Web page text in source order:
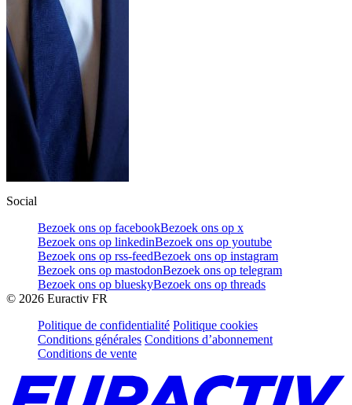
Social
Bezoek ons op facebookBezoek ons op x
Bezoek ons op linkedinBezoek ons op youtube
Bezoek ons op rss-feedBezoek ons op instagram
Bezoek ons op mastodonBezoek ons op telegram
Bezoek ons op blueskyBezoek ons op threads
© 2026 Euractiv FR
Politique de confidentialité Politique cookies
Conditions générales Conditions d’abonnement
Conditions de vente